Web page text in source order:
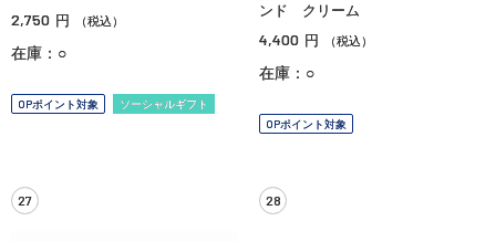
2,750 円 （税込）
在庫：○
OPポイント対象 ソーシャルギフト
ンド クリーム
4,400 円 （税込）
在庫：○
OPポイント対象
27 28